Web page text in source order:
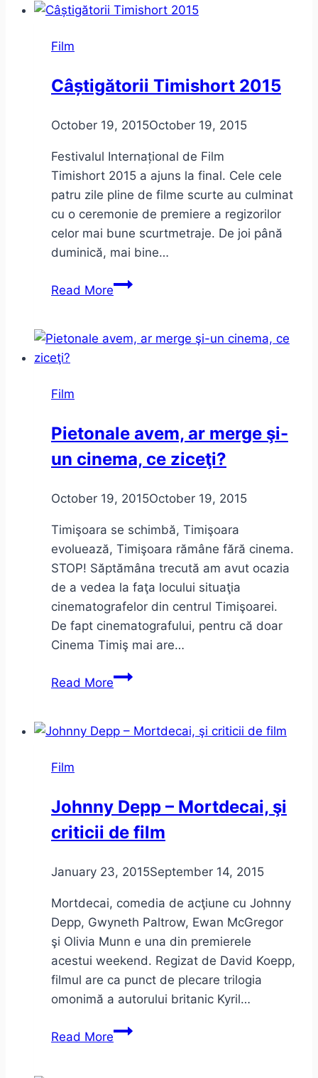
poezie
Film
Câștigătorii Timishort 2015
October 19, 2015October 19, 2015
Festivalul Internațional de Film
Timishort 2015 a ajuns la final. Cele cele
patru zile pline de filme scurte au culminat
cu o ceremonie de premiere a regizorilor
celor mai bune scurtmetraje. De joi până
duminică, mai bine…
Read MoreCâștigătorii
Film
Pietonale avem, ar merge şi-
un cinema, ce ziceţi?
October 19, 2015October 19, 2015
Timişoara se schimbă, Timişoara
evoluează, Timişoara rămâne fără cinema.
STOP! Săptămâna trecută am avut ocazia
de a vedea la faţa locului situaţia
cinematografelor din centrul Timişoarei.
De fapt cinematografului, pentru că doar
Cinema Timiş mai are…
Read MorePietonale
merge
ce
ziceţi?
Film
Johnny Depp – Mortdecai, şi
criticii de film
January 23, 2015September 14, 2015
Mortdecai, comedia de acţiune cu Johnny
Depp, Gwyneth Paltrow, Ewan McGregor
şi Olivia Munn e una din premierele
acestui weekend. Regizat de David Koepp,
filmul are ca punct de plecare trilogia
omonimă a autorului britanic Kyril…
Read MoreJohnny